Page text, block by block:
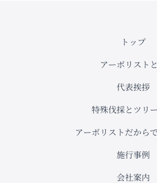
トップ
アーボリスト
代表挨拶
特殊伐採とツリ
アーボリストだから
施行事例
会社案内